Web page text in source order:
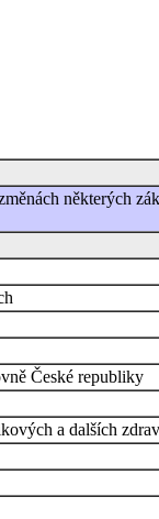
některých
České republiky
a dalších